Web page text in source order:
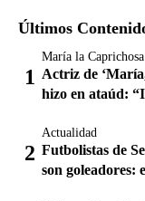
Últimos
María la Caprichosa
Actriz de
hizo en ataúd:
Actualidad
Futbolistas de
son goleadores: